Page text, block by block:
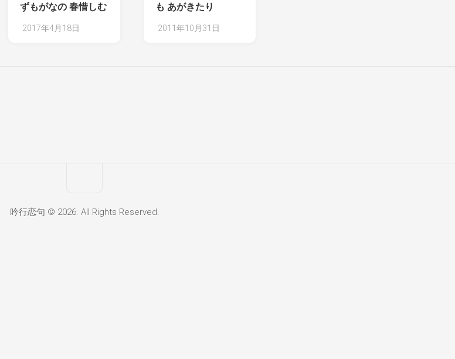
ずもがなの 春惜しむ
2017年4月18日
も あがきたり
2011年10月31日
吟行恋句 © 2026. All Rights Reserved.